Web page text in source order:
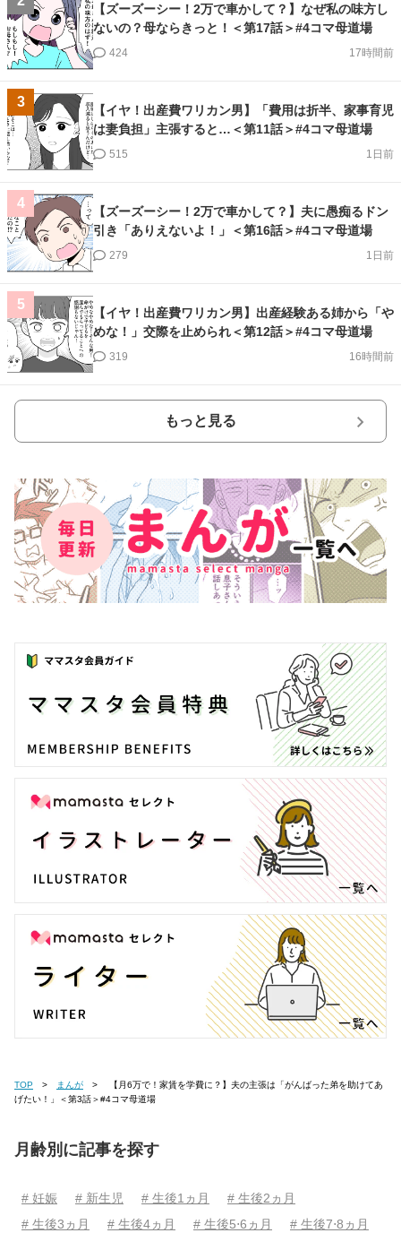
【ズーズーシー！2万で車かして？】なぜ私の味方し
ないの？母ならきっと！＜第17話＞#4コマ母道場
17時間前
424
3
【イヤ！出産費ワリカン男】「費用は折半、家事育児
は妻負担」主張すると…＜第11話＞#4コマ母道場
1日前
515
4
【ズーズーシー！2万で車かして？】夫に愚痴るドン
引き「ありえないよ！」＜第16話＞#4コマ母道場
1日前
279
5
【イヤ！出産費ワリカン男】出産経験ある姉から「や
めな！」交際を止められ＜第12話＞#4コマ母道場
16時間前
319
もっと見る
TOP まんが
げたい！」＜第3話＞#4コマ母道場
月齢別に記事を探す
# 妊娠 # 新生児 # 生後1ヵ月
# 生後2ヵ月
# 生後3ヵ月
# 生後4ヵ月 # 生後5⋅6ヵ月
# 生後7⋅8ヵ月